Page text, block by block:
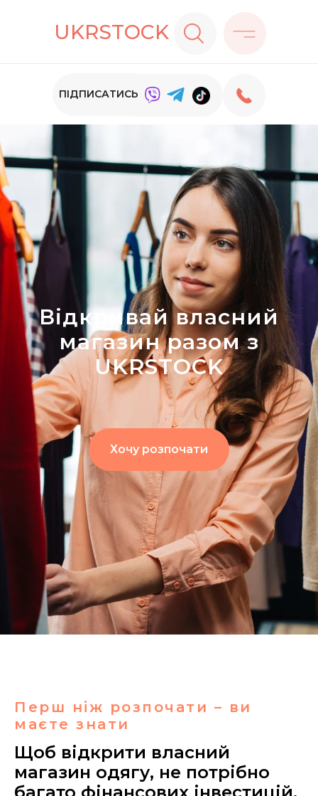
UKRSTOCK
ПІДПИСАТИСЬ
Відкривай власний
магазин разом з
UKRSTOCK
Хочу розпочати
Перш ніж розпочати – ви
маєте знати
Щоб відкрити власний
магазин одягу, не потрібно